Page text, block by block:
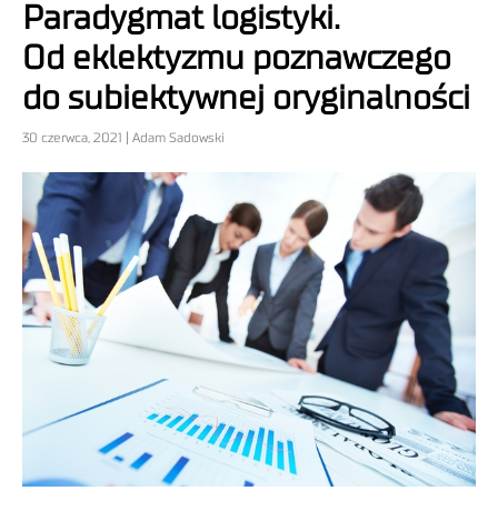
Paradygmat logistyki.
Od eklektyzmu poznawczego
do subiektywnej oryginalności
30 czerwca, 2021 | Adam Sadowski